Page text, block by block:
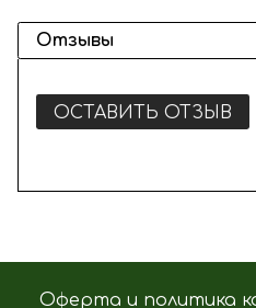
Отзывы
ОСТАВИТЬ ОТЗЫВ
Оферта и политика